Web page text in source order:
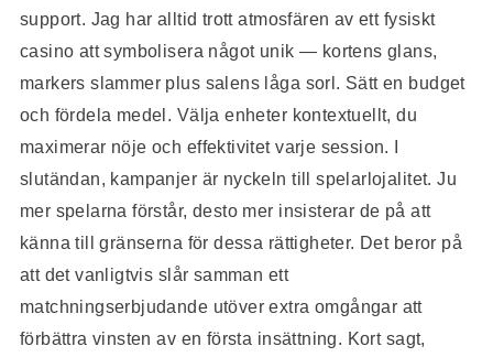
support. Jag har alltid trott atmosfären av ett fysiskt
casino att symbolisera något unik — kortens glans,
markers slammer plus salens låga sorl. Sätt en budget
och fördela medel. Välja enheter kontextuellt, du
maximerar nöje och effektivitet varje session. I
slutändan, kampanjer är nyckeln till spelarlojalitet. Ju
mer spelarna förstår, desto mer insisterar de på att
känna till gränserna för dessa rättigheter. Det beror på
att det vanligtvis slår samman ett
matchningserbjudande utöver extra omgångar att
förbättra vinsten av en första insättning. Kort sagt,